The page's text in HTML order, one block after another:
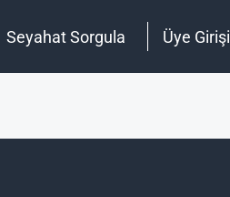
Seyahat Sorgula Üye Girişi